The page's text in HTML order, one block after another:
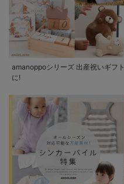
amanoppoシリーズ 出産祝いギフト
に!